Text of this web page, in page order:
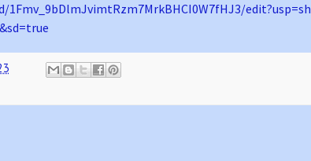
9bDlmJvimtRzm7MrkBHCI0W7fHJ3/